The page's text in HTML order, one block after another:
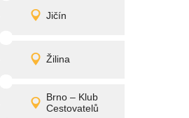
Jičín
Detail
promítání
Žilina
Detail
promítání
Brno – Klub
Cestovatelů
Detail
promítání